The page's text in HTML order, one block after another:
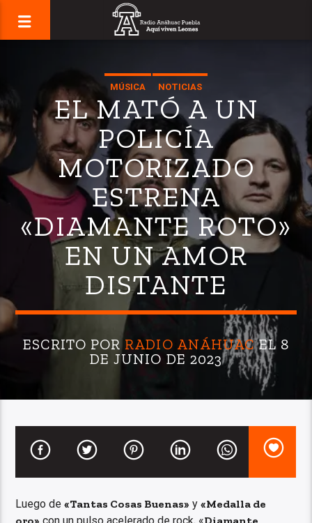
MÚSICA NOTICIAS
EL MATÓ A UN
POLICÍA
MOTORIZADO
ESTRENA
«DIAMANTE ROTO»
EN UN AMOR
DISTANTE
ESCRITO POR RADIO ANÁHUACEL 8
DE JUNIO DE 2023
Luego de«Tantas Cosas Buenas» y«Medalla de